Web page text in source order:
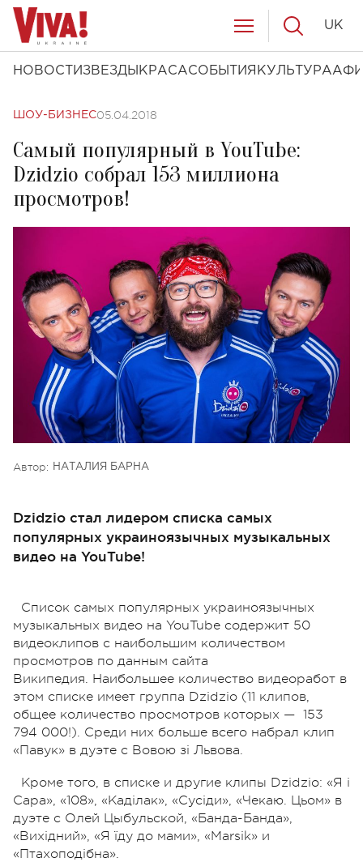
НОВОСТИ ЗВЕЗДЫ КРАСАСОБЫТИЯ КУЛЬТУРА
UK
ШОУ-БИЗНЕС05.04.2018
Самый популярный в YouTube:
Dzidzio собрал 153 миллиона
просмотров!
Автор: НАТАЛИЯ БАРНА
Dzidzio стал лидером списка самых
популярных украиноязычных музыкальных
видео на YouTube!
Список самых популярных украиноязычных
музыкальных видео на YouTube содержит 50
видеоклипов с наибольшим количеством
просмотров по данным сайта
Википедия. Наибольшее количество видеоработ в
этом списке имеет группа Dzidzio (11 клипов,
общее количество просмотров которых — 153
794 000!). Среди них больше всего набрал клип
«Павук» в дуэте с Вовою зі Львова.
Кроме того, в списке и другие клипы Dzidzio: «Я і
Сара», «108», «Каділак», «Сусіди», «Чекаю. Цьом» в
дуэте с Олей Цыбульской, «Банда-Банда»,
«Вихідний», «Я їду до мами», «Marsik» и
«Птахоподібна».